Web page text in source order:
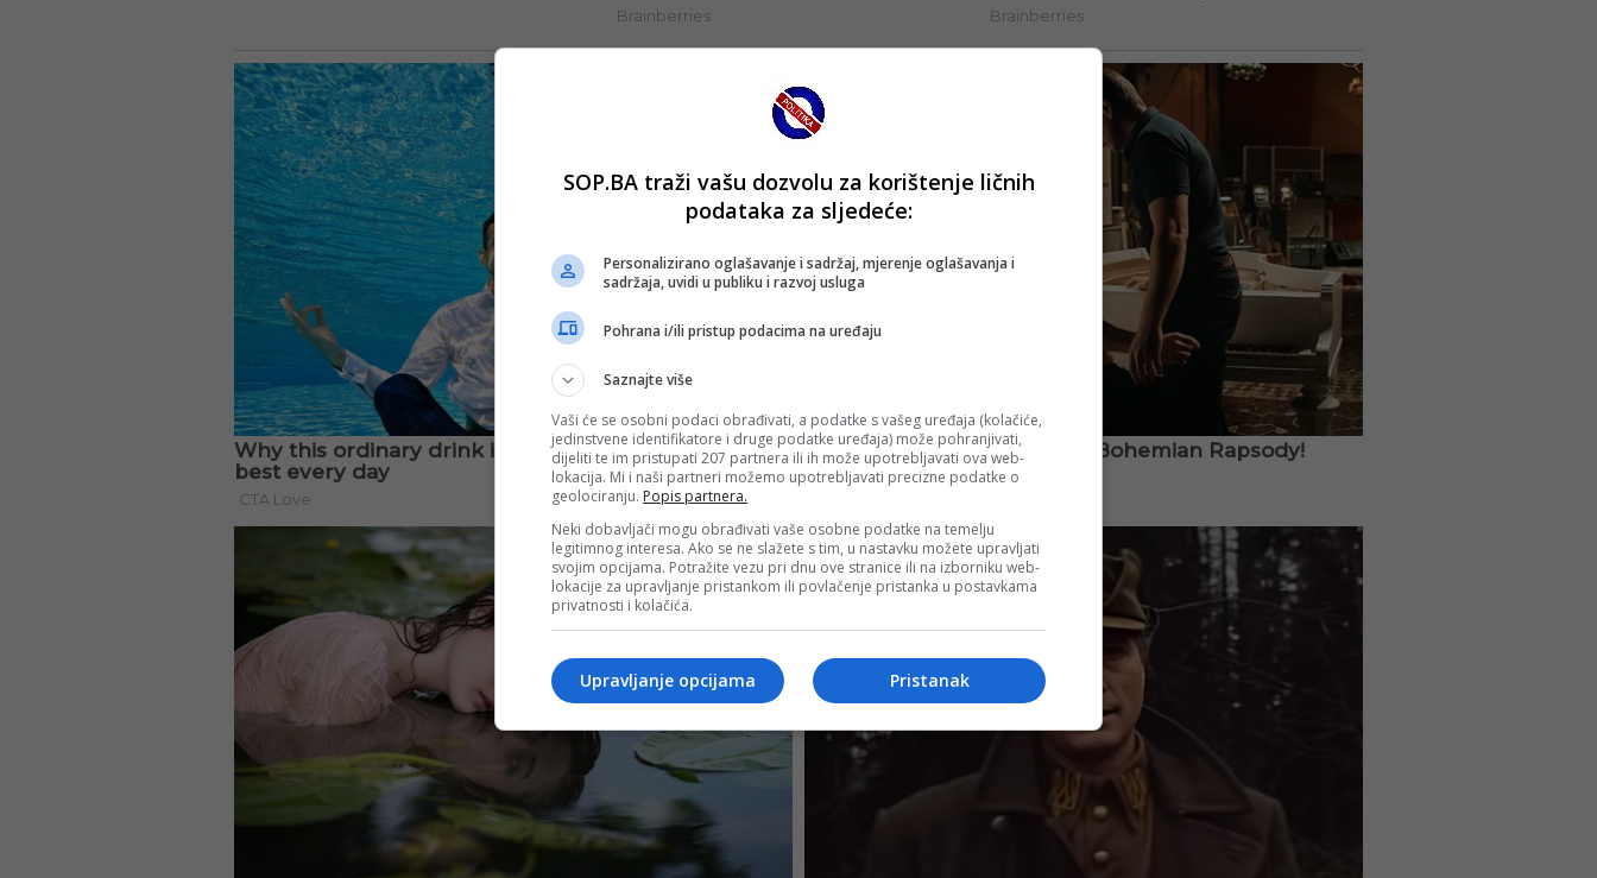
SOP.BA traži vašu dozvolu za korištenje ličnih
podataka za sljedeće:
Personalizirano oglašavanje i sadržaj, mjerenje oglašavanja i
sadržaja, uvidi u publiku i razvoj usluga
Pohrana i/ili pristup podacima na uređaju
Saznajte više
Vaši će se osobni podaci obrađivati, a podatke s vašeg uređaja (kolačiće,
jedinstvene identifikatore i druge podatke uređaja) može pohranjivati,
dijeliti te im pristupati 207 partnera ili ih može upotrebljavati ova web-
lokacija. Mi i naši partneri možemo upotrebljavati precizne podatke o
geolociranju. Popis partnera.
Neki dobavljači mogu obrađivati vaše osobne podatke na temelju
legitimnog interesa. Ako se ne slažete s tim, u nastavku možete upravljati
svojim opcijama. Potražite vezu pri dnu ove stranice ili na izborniku web-
lokacije za upravljanje pristankom ili povlačenje pristanka u postavkama
privatnosti i kolačića.
Pristanak
Upravljanje opcijama